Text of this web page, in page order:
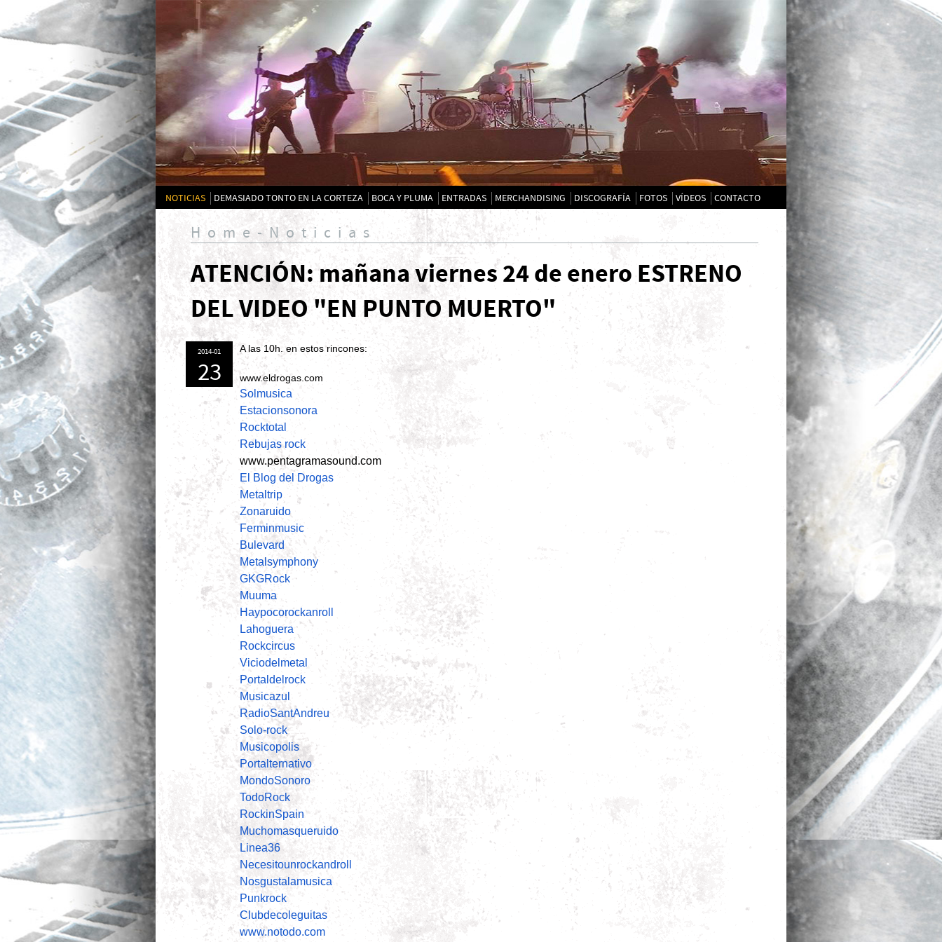
NOTICIAS DEMASIADO TONTO EN LA CORTEZA BOCA Y PLUMA ENTRADAS MERCHANDISING DISCOGRAFÍA FOTOS VÍDEOS CONTACTO
Home-Noticias
ATENCIÓN: mañana viernes 24 de enero ESTRENO
DEL VIDEO "EN PUNTO MUERTO"
2014-01
23
A las 10h. en estos rincones:
www.eldrogas.com
Solmusica
Estacionsonora
Rocktotal
Rebujas rock
www.pentagramasound.com
El Blog del Drogas
Metaltrip
Zonaruido
Ferminmusic
Bulevard
Metalsymphony
GKGRock
Muuma
Haypocorockanroll
Lahoguera
Rockcircus
Viciodelmetal
Portaldelrock
Musicazul
RadioSantAndreu
Solo-rock
Musicopolis
Portalternativo
MondoSonoro
TodoRock
RockinSpain
Muchomasqueruido
Linea36
Necesitounrockandroll
Nosgustalamusica
Punkrock
Clubdecoleguitas
www.notodo.com